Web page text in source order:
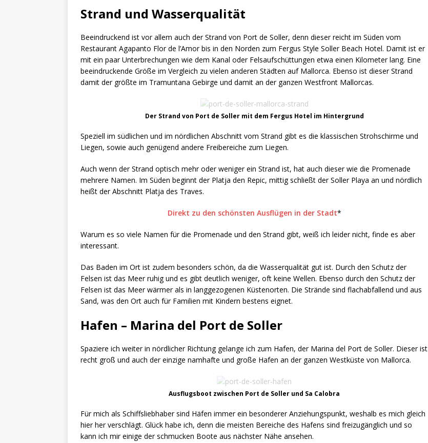
Strand und Wasserqualität
Beeindruckend ist vor allem auch der Strand von Port de Soller, denn dieser reicht im Süden vom
Restaurant Agapanto Flor de l’Amor bis in den Norden zum Fergus Style Soller Beach Hotel. Damit ist er
mit ein paar Unterbrechungen wie dem Kanal oder Felsaufschüttungen etwa einen Kilometer lang. Eine
beeindruckende Größe im Vergleich zu vielen anderen Städten auf Mallorca. Ebenso ist dieser Strand
damit der größte im Tramuntana Gebirge und damit an der ganzen Westfront Mallorcas.
Der Strand von Port de Soller mit dem Fergus Hotel im Hintergrund
Speziell im südlichen und im nördlichen Abschnitt vom Strand gibt es die klassischen Strohschirme und
Liegen, sowie auch genügend andere Freibereiche zum Liegen.
Auch wenn der Strand optisch mehr oder weniger ein Strand ist, hat auch dieser wie die Promenade
mehrere Namen. Im Süden beginnt der Platja den Repic, mittig schließt der Soller Playa an und nördlich
heißt der Abschnitt Platja des Traves.
Direkt zu den schönsten Ausflügen in der Stadt*
Warum es so viele Namen für die Promenade und den Strand gibt, weiß ich leider nicht, finde es aber
interessant.
Das Baden im Ort ist zudem besonders schön, da die Wasserqualität gut ist. Durch den Schutz der
Felsen ist das Meer ruhig und es gibt deutlich weniger, oft keine Wellen. Ebenso durch den Schutz der
Felsen ist das Meer wärmer als in langgezogenen Küstenorten. Die Strände sind flachabfallend und aus
Sand, was den Ort auch für Familien mit Kindern bestens eignet.
Hafen – Marina del Port de Soller
Spaziere ich weiter in nördlicher Richtung gelange ich zum Hafen, der Marina del Port de Soller. Dieser ist
recht groß und auch der einzige namhafte und große Hafen an der ganzen Westküste von Mallorca.
Ausflugsboot zwischen Port de Soller und Sa Calobra
Für mich als Schiffsliebhaber sind Häfen immer ein besonderer Anziehungspunkt, weshalb es mich gleich
hier her verschlägt. Glück habe ich, denn die meisten Bereiche des Hafens sind freizugänglich und so
kann ich mir einige der schmucken Boote aus nächster Nähe ansehen.